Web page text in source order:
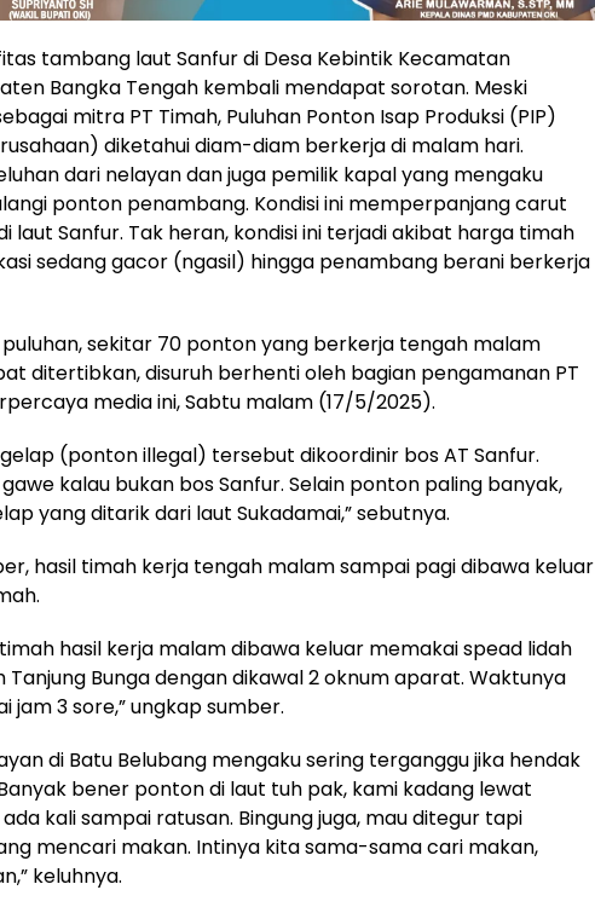
tambang laut Sanfur di Desa Kebintik Kecamatan
Bangka Tengah kembali mendapat sorotan. Meski
mitra PT Timah, Puluhan Ponton Isap Produksi (PIP)
diketahui diam-diam berkerja di malam hari.
dari nelayan dan juga pemilik kapal yang mengaku
ponton penambang. Kondisi ini memperpanjang carut
laut Sanfur. Tak heran, kondisi ini terjadi akibat harga timah
sedang gacor (ngasil) hingga penambang berani berkerja
puluhan, sekitar 70 ponton yang berkerja tengah malam
ditertibkan, disuruh berhenti oleh bagian pengamanan PT
media ini, Sabtu malam (17/5/2025).
(ponton illegal) tersebut dikoordinir bos AT Sanfur.
kalau bukan bos Sanfur. Selain ponton paling banyak,
yang ditarik dari laut Sukadamai,” sebutnya.
hasil timah kerja tengah malam sampai pagi dibawa keluar
hasil kerja malam dibawa keluar memakai spead lidah
Bunga dengan dikawal 2 oknum aparat. Waktunya
jam 3 sore,” ungkap sumber.
di Batu Belubang mengaku sering terganggu jika hendak
bener ponton di laut tuh pak, kami kadang lewat
kali sampai ratusan. Bingung juga, mau ditegur tapi
mencari makan. Intinya kita sama-sama cari makan,
keluhnya.